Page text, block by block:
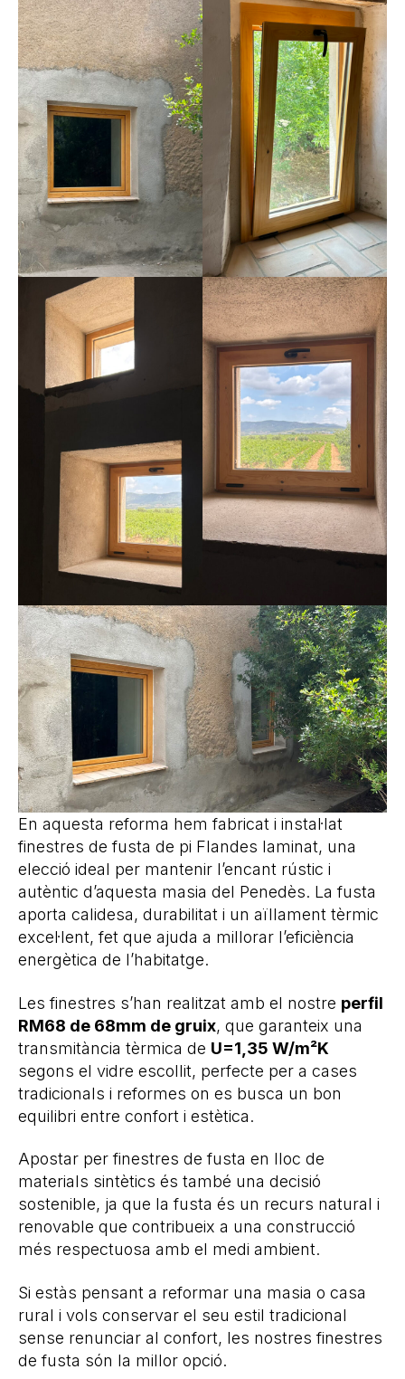
En aquesta reforma hem fabricat i instal·lat
finestres de fusta de pi Flandes laminat, una
elecció ideal per mantenir l’encant rústic i
autèntic d’aquesta masia del Penedès. La fusta
aporta calidesa, durabilitat i un aïllament tèrmic
excel·lent, fet que ajuda a millorar l’eficiència
energètica de l’habitatge.
Les finestres s’han realitzat amb el nostre perfil
RM68 de 68mm de gruix, que garanteix una
transmitància tèrmica de U=1,35 W/m²K
segons el vidre escollit, perfecte per a cases
tradicionals i reformes on es busca un bon
equilibri entre confort i estètica.
Apostar per finestres de fusta en lloc de
materials sintètics és també una decisió
sostenible, ja que la fusta és un recurs natural i
renovable que contribueix a una construcció
més respectuosa amb el medi ambient.
Si estàs pensant a reformar una masia o casa
rural i vols conservar el seu estil tradicional
sense renunciar al confort, les nostres finestres
de fusta són la millor opció.